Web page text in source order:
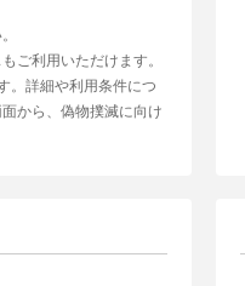
ご利用いただけます。
。詳細や利用条件につ
から、偽物撲滅に向け